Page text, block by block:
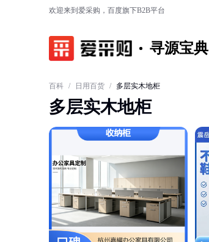
欢迎来到爱采购，百度旗下B2B平台
寻源宝典
百科 / 日用百货 / 多层实木地柜
多层实木地柜